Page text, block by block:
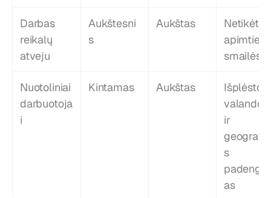
Darbas
reikalų
atveju
Aukštesni
s
Aukštas
Netikėtos
apimties
smailės
Nuotoliniai
darbuotoja
i
Kintamas Aukštas
Išplėstos
valandos
ir
s
as